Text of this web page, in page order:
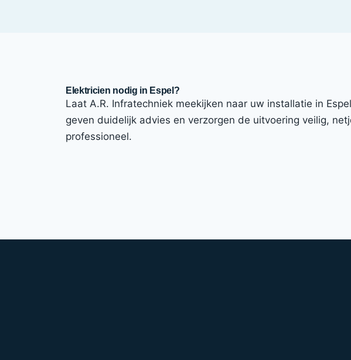
Elektricien nodig in Espel?
Laat A.R. Infratechniek meekijken naar uw installatie in
geven duidelijk advies en verzorgen de uitvoering veilig,
professioneel.